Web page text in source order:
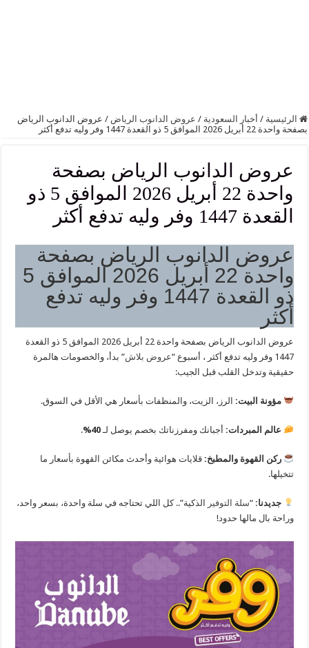
الرئيسية / أخبار السعودية / عروض الدانوب الرياض / عروض الدانوب الرياض
بصفحة واحدة 22 أبريل 2026 الموافق 5 ذو القعدة 1447 وفر وليه تدفع أكثر
عروض الدانوب الرياض بصفحة
واحدة 22 أبريل 2026 الموافق 5 ذو
القعدة 1447 وفر وليه تدفع أكثر
عروض الدانوب الرياض بصفحة
واحدة 22 أبريل 2026 الموافق 5
ذو القعدة 1447 وفر وليه تدفع
أكثر
عروض الدانوب الرياض بصفحة واحدة 22 أبريل 2026 الموافق 5 ذو القعدة
1447 وفر وليه تدفع أكثر ، أسبوع “
عروض بلاش” بدأ، والخصومات هالمرة
حقيقية وتدخل القلب قبل الجيب:
مؤونة البيت: الرز، الزيت، والمنظفات بأسعار هي الأقل في السوق.
عالم المبردات: أجبانك ومفرزناتك بخصم يوصل لـ40%
.
ركن القهوة والمطبخ: قلايات هوائية وأحدث مكائن القهوة بأسعار ما
تتخيلها.
جديدنا: “سلة التوفير
الذكية”.. كل اللي تحتاجه في سلة واحدة، بسعر واحد،
وراحة بال مالها حدود!